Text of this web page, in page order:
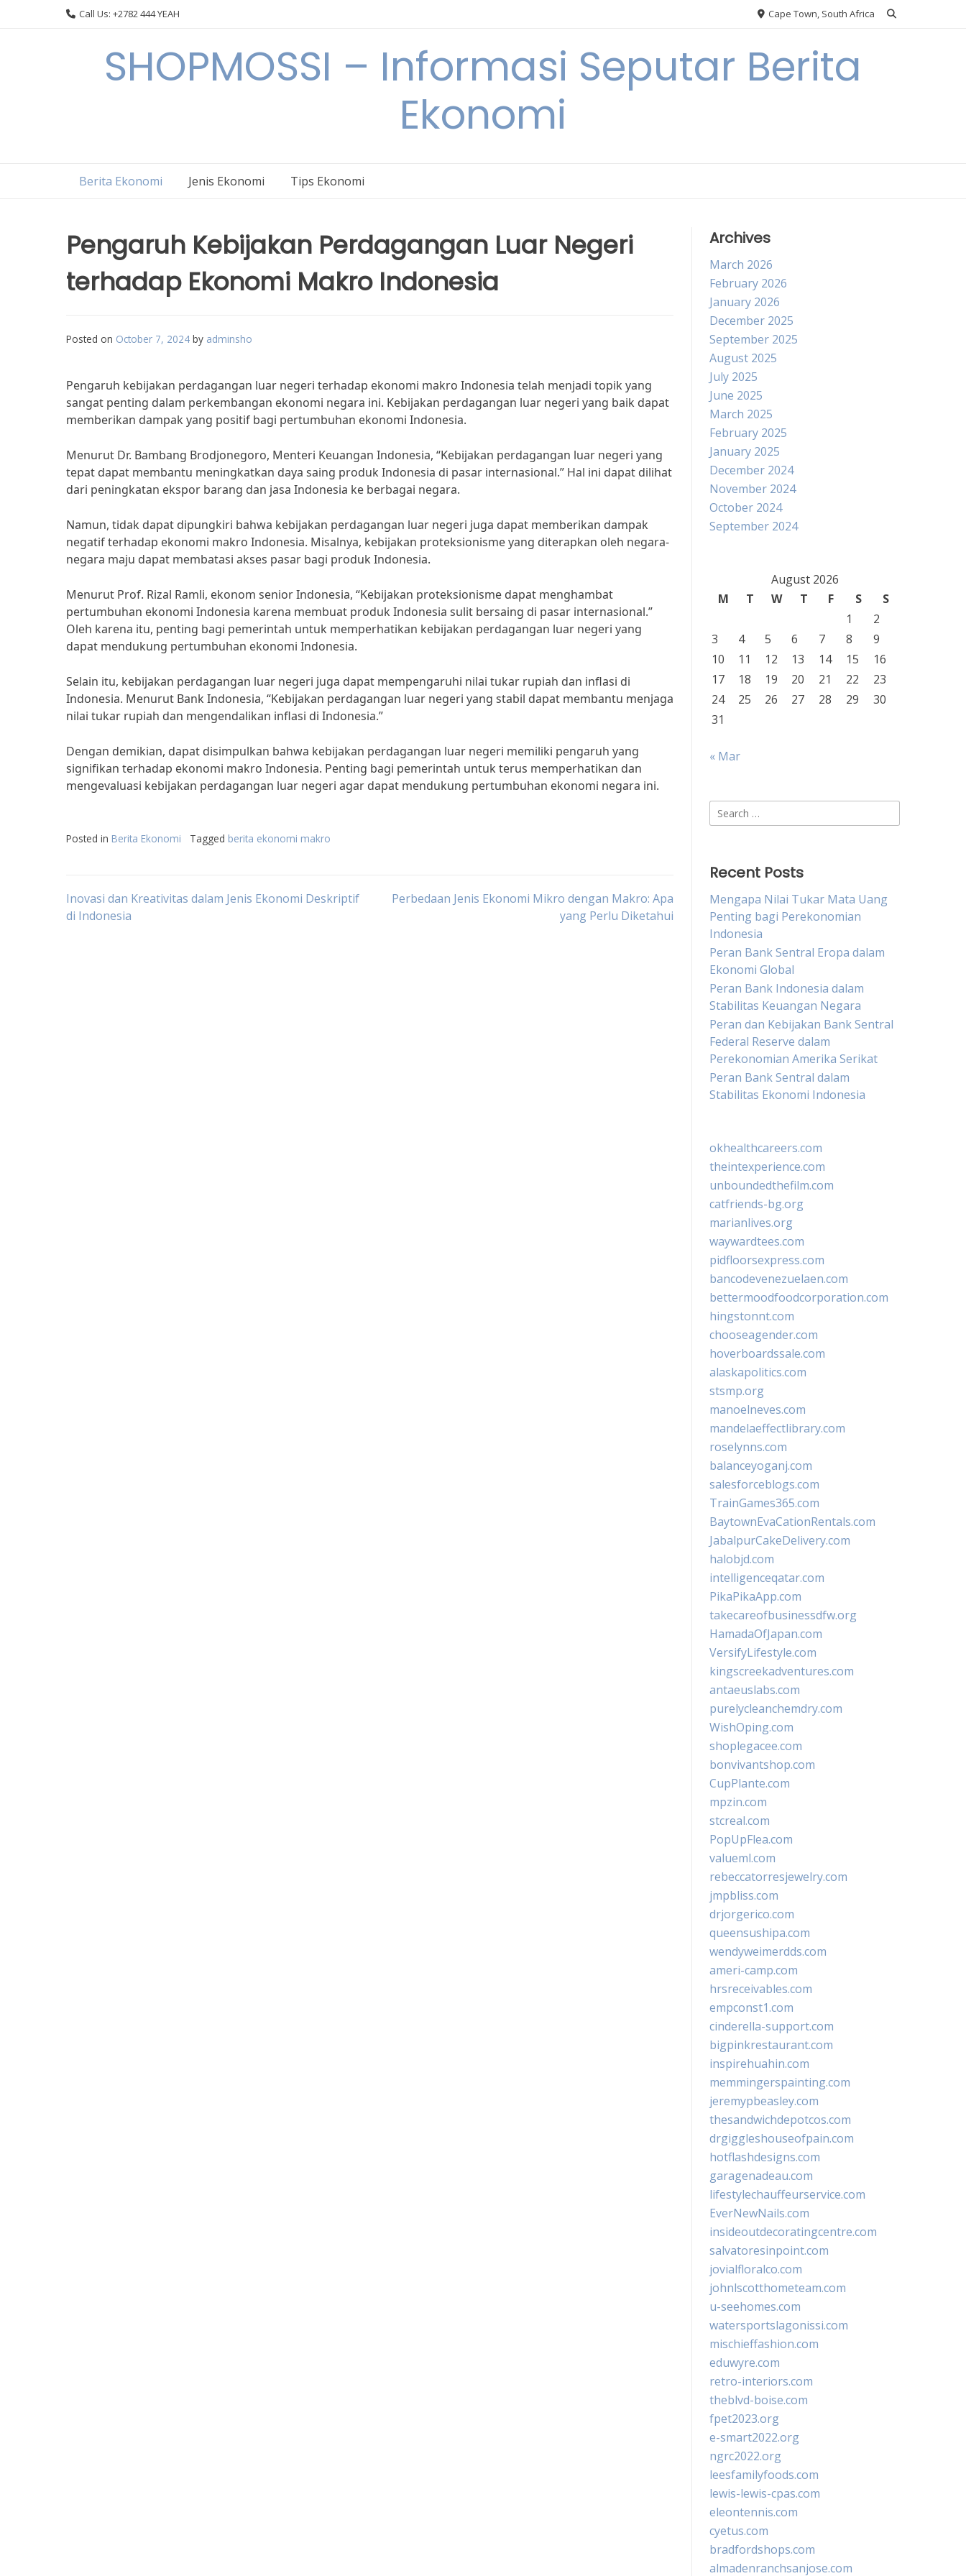
Call Us: +2782 444 YEAH Cape Town, South Africa
SHOPMOSSI – Informasi Seputar Berita
Ekonomi
Berita Ekonomi Jenis Ekonomi Tips Ekonomi
Pengaruh Kebijakan Perdagangan Luar Negeri
terhadap Ekonomi Makro Indonesia
Posted on October 7, 2024 by adminsho
Pengaruh kebijakan perdagangan luar negeri terhadap ekonomi makro Indonesia telah menjadi topik yang
sangat penting dalam perkembangan ekonomi negara ini. Kebijakan perdagangan luar negeri yang baik dapat
memberikan dampak yang positif bagi pertumbuhan ekonomi Indonesia.
Menurut Dr. Bambang Brodjonegoro, Menteri Keuangan Indonesia, “Kebijakan perdagangan luar negeri yang
tepat dapat membantu meningkatkan daya saing produk Indonesia di pasar internasional.” Hal ini dapat dilihat
dari peningkatan ekspor barang dan jasa Indonesia ke berbagai negara.
Namun, tidak dapat dipungkiri bahwa kebijakan perdagangan luar negeri juga dapat memberikan dampak
negatif terhadap ekonomi makro Indonesia. Misalnya, kebijakan proteksionisme yang diterapkan oleh negara-
negara maju dapat membatasi akses pasar bagi produk Indonesia.
Menurut Prof. Rizal Ramli, ekonom senior Indonesia, “Kebijakan proteksionisme dapat menghambat
pertumbuhan ekonomi Indonesia karena membuat produk Indonesia sulit bersaing di pasar internasional.”
Oleh karena itu, penting bagi pemerintah untuk memperhatikan kebijakan perdagangan luar negeri yang
dapat mendukung pertumbuhan ekonomi Indonesia.
Selain itu, kebijakan perdagangan luar negeri juga dapat mempengaruhi nilai tukar rupiah dan inflasi di
Indonesia. Menurut Bank Indonesia, “Kebijakan perdagangan luar negeri yang stabil dapat membantu menjaga
nilai tukar rupiah dan mengendalikan inflasi di Indonesia.”
Dengan demikian, dapat disimpulkan bahwa kebijakan perdagangan luar negeri memiliki pengaruh yang
signifikan terhadap ekonomi makro Indonesia. Penting bagi pemerintah untuk terus memperhatikan dan
mengevaluasi kebijakan perdagangan luar negeri agar dapat mendukung pertumbuhan ekonomi negara ini.
Posted in Berita Ekonomi Tagged berita ekonomi makro
Post
Inovasi dan Kreativitas dalam Jenis Ekonomi Deskriptif
di Indonesia
Perbedaan Jenis Ekonomi Mikro dengan Makro: Apa
yang Perlu Diketahui
Archives
March 2026
February 2026
January 2026
December 2025
September 2025
August 2025
July 2025
June 2025
March 2025
February 2025
January 2025
December 2024
November 2024
October 2024
September 2024
August 2026
M
T W T F S
S
1
2
3
4 5 6 7 8
9
10
11 12 13 14 15
16
17
18 19 20 21 22
23
24
25 26 27 28 29
30
31
« Mar
Search
for:
Recent Posts
Mengapa Nilai Tukar Mata Uang
Penting bagi Perekonomian
Indonesia
Peran Bank Sentral Eropa dalam
Ekonomi Global
Peran Bank Indonesia dalam
Stabilitas Keuangan Negara
Peran dan Kebijakan Bank Sentral
Federal Reserve dalam
Perekonomian Amerika Serikat
Peran Bank Sentral dalam
Stabilitas Ekonomi Indonesia
okhealthcareers.com
theintexperience.com
unboundedthefilm.com
catfriends-bg.org
marianlives.org
waywardtees.com
pidfloorsexpress.com
bancodevenezuelaen.com
bettermoodfoodcorporation.com
hingstonnt.com
chooseagender.com
hoverboardssale.com
alaskapolitics.com
stsmp.org
manoelneves.com
mandelaeffectlibrary.com
roselynns.com
balanceyoganj.com
salesforceblogs.com
TrainGames365.com
BaytownEvaCationRentals.com
JabalpurCakeDelivery.com
halobjd.com
intelligenceqatar.com
PikaPikaApp.com
takecareofbusinessdfw.org
HamadaOfJapan.com
VersifyLifestyle.com
kingscreekadventures.com
antaeuslabs.com
purelycleanchemdry.com
WishOping.com
shoplegacee.com
bonvivantshop.com
CupPlante.com
mpzin.com
stcreal.com
PopUpFlea.com
valueml.com
rebeccatorresjewelry.com
jmpbliss.com
drjorgerico.com
queensushipa.com
wendyweimerdds.com
ameri-camp.com
hrsreceivables.com
empconst1.com
cinderella-support.com
bigpinkrestaurant.com
inspirehuahin.com
memmingerspainting.com
jeremypbeasley.com
thesandwichdepotcos.com
drgiggleshouseofpain.com
hotflashdesigns.com
garagenadeau.com
lifestylechauffeurservice.com
EverNewNails.com
insideoutdecoratingcentre.com
salvatoresinpoint.com
jovialfloralco.com
johnlscotthometeam.com
u-seehomes.com
watersportslagonissi.com
mischieffashion.com
eduwyre.com
retro-interiors.com
theblvd-boise.com
fpet2023.org
e-smart2022.org
ngrc2022.org
leesfamilyfoods.com
lewis-lewis-cpas.com
eleontennis.com
cyetus.com
bradfordshops.com
almadenranchsanjose.com